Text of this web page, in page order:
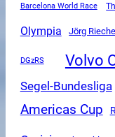
Barcelona World Race
Olympia Jörg
DGzRS Volvo
Segel-Bundesliga
Americas Cup